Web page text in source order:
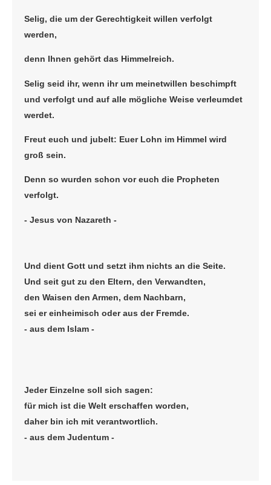
Selig, die um der Gerechtigkeit willen verfolgt
werden,
denn Ihnen gehört das Himmelreich.
Selig seid ihr, wenn ihr um meinetwillen beschimpft
und verfolgt und auf alle mögliche Weise verleumdet
werdet.
Freut euch und jubelt: Euer Lohn im Himmel wird
groß sein.
Denn so wurden schon vor euch die Propheten
verfolgt.
- Jesus von Nazareth -
Und dient Gott und setzt ihm nichts an die Seite.
Und seit gut zu den Eltern, den Verwandten,
den Waisen den Armen, dem Nachbarn,
sei er einheimisch oder aus der Fremde.
- aus dem Islam -
Jeder Einzelne soll sich sagen:
für mich ist die Welt erschaffen worden,
daher bin ich mit verantwortlich.
- aus dem Judentum -